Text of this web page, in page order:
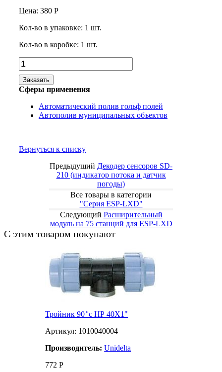
Цена: 380 Р
Кол-во в упаковке: 1 шт.
Кол-во в коробке: 1 шт.
Заказать
Сферы применения
Автоматический полив гольф полей
Автополив муниципальных объектов
Вернуться к списку
Предыдущий Декодер сенсоров SD-
210 (индикатор потока и датчик
погоды)
Все товары в категории
"Серия ESP-LXD"
Следующий Расширительный
модуль на 75 станций для ESP-LXD
С этим товаром покупают
Тройник 90 ̊ с НР 40X1"
Артикул: 1010040004
Производитель:Unidelta
772 Р